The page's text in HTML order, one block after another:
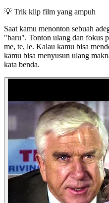
💡 Trik klip film yang ampuh
Saat kamu menonton sebuah
"baru". Tonton ulang dan fokus
me, te, le. Kalau kamu bisa
kamu bisa menyusun ulang
kata benda.